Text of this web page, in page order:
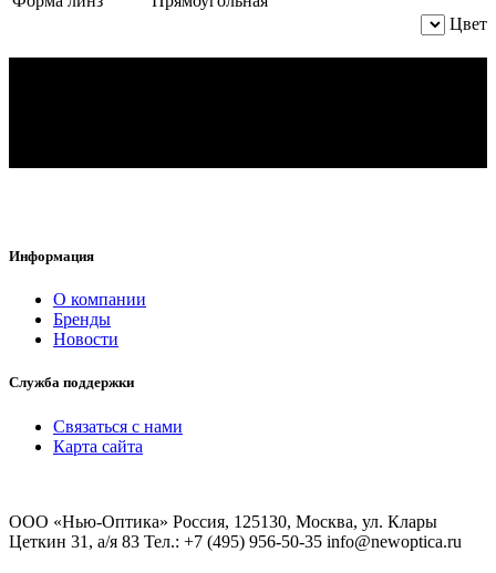
Цвет
Информация
O компании
Бренды
Новости
Служба поддержки
Связаться с нами
Карта сайта
ООО «Нью-Оптика» Россия, 125130, Москва, ул. Клары
Цеткин 31, а/я 83 Тел.: +7 (495) 956-50-35 info@newoptica.ru